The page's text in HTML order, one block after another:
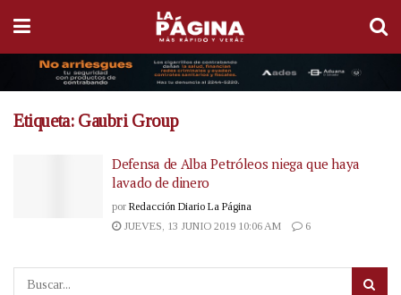
Etiqueta: Gaubri Group
Defensa de Alba Petróleos niega que haya
lavado de dinero
por Redacción Diario La Página
JUEVES, 13 JUNIO 2019 10:06 AM
6